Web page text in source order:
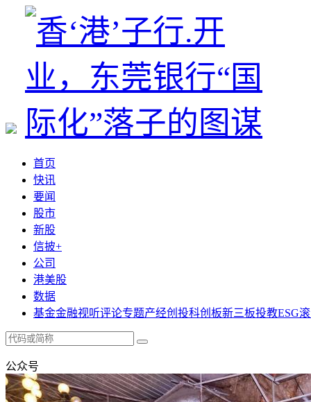
首页
快讯
要闻
股市
新股
信披+
公司
港美股
数据
基金金融视听评论专题产经创投科创板新三板投教ESG
公众号